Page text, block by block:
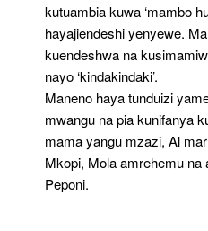
kutuambia kuwa ‘mambo
hayajiendeshi yenyewe.
kuendeshwa na
nayo ‘kindakindaki’.
Maneno haya tunduizi
mwangu na pia kunifanya
mama yangu mzazi, Al
Mkopi, Mola amrehemu
Peponi.